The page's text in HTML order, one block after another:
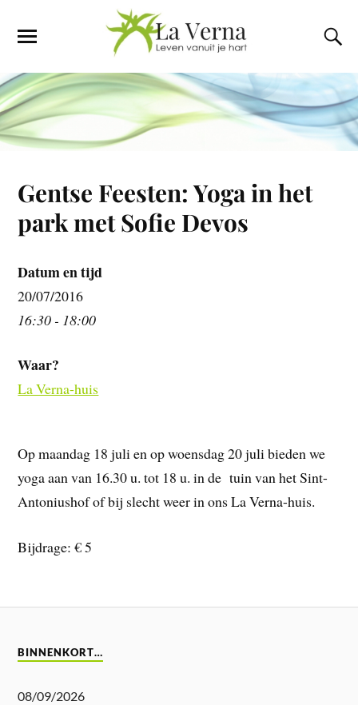
Gentse Feesten: Yoga in het
park met Sofie Devos
Datum en tijd
20/07/2016
16:30 - 18:00
Waar?
La Verna-huis
Op maandag 18 juli en op woensdag 20 juli bieden we
yoga aan van 16.30 u. tot 18 u. in de tuin van het Sint-
Antoniushof of bij slecht weer in ons La Verna-huis.
Bijdrage: € 5
BINNENKORT…
08/09/2026